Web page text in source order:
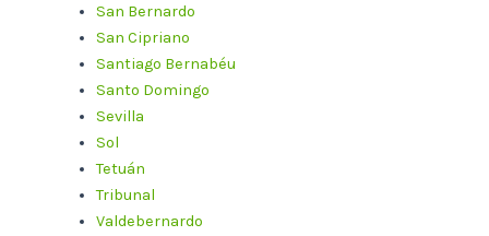
San Bernardo
San Cipriano
Santiago Bernabéu
Santo Domingo
Sevilla
Sol
Tetuán
Tribunal
Valdebernardo